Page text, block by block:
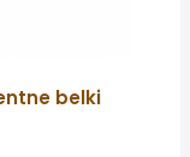
belki